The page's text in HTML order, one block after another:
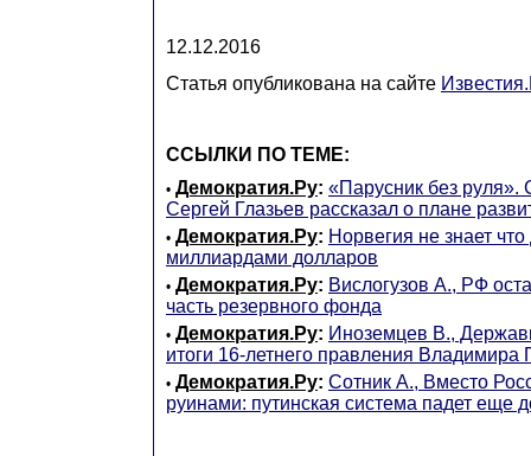
12.12.2016
Статья опубликована на сайте
ССЫЛКИ ПО ТЕМЕ:
• Демократия.Ру: «Парусник без руля».
Сергей Глазьев рассказал о плане
• Демократия.Ру: Норвегия не знает что
миллиардами долларов
• Демократия.Ру: Вислогузов А., РФ
часть резервного фонда
• Демократия.Ру: Иноземцев В.,
итоги 16-летнего правления Владимира
• Демократия.Ру: Сотник А., Вместо
руинами: путинская система падет еще